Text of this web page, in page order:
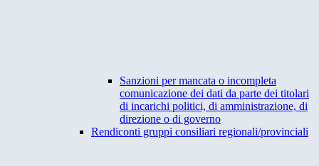
Sanzioni per mancata o incompleta
comunicazione dei dati da parte dei titolari
di incarichi politici, di amministrazione, di
direzione o di governo
Rendiconti gruppi consiliari regionali/provinciali